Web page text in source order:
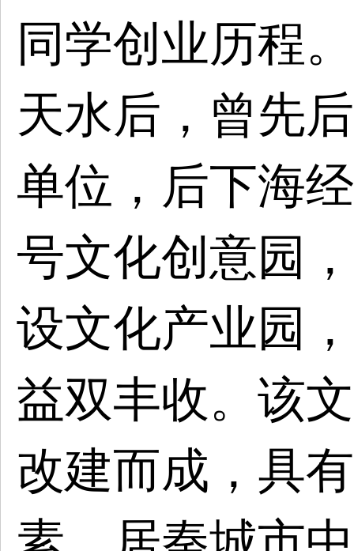
同学创业历程
天水后，曾先
单位，后下海
号文化创意园 ，
设文化产业园
益双丰收。该
改建而成，具